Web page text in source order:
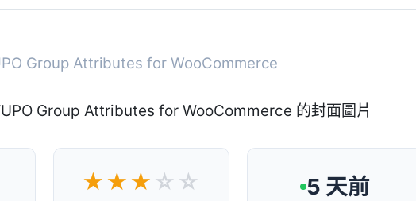
Group Attributes for WooCommerce
★★★ ☆☆ 5 天前